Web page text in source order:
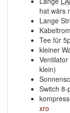
hat wärs
Lange
Tee für
kleiner
Ventilator
klein)
Switch 8-
xro